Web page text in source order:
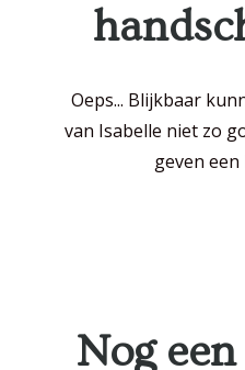
Oeps... Blijkbaar
van Isabelle niet zo
geven een
Nog